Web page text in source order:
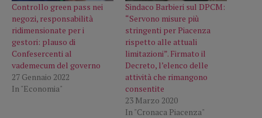
Controllo green pass nei
negozi, responsabilità
ridimensionate per i
gestori: plauso di
Confesercenti al
vademecum del governo
27 Gennaio 2022
In "Economia"
Sindaco Barbieri sul DPCM:
“Servono misure più
stringenti per Piacenza
rispetto alle attuali
limitazioni”. Firmato il
Decreto, l’elenco delle
attività che rimangono
consentite
23 Marzo 2020
In "Cronaca Piacenza"